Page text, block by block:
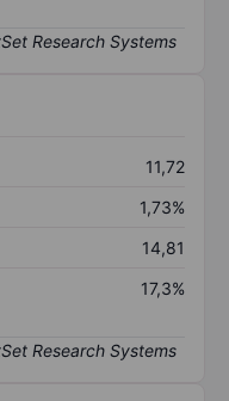
11,72
1,73%
14,81
17,3%